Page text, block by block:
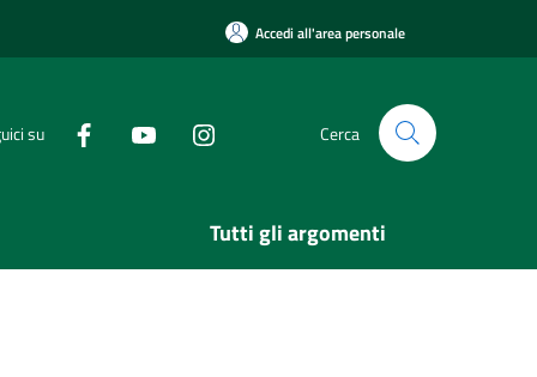
Accedi all'area personale
su Cerca
Tutti gli argomenti